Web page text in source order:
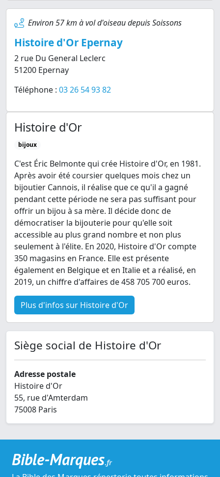
Environ 57 km à vol d'oiseau depuis Soissons
Histoire d'Or Epernay
2 rue Du General Leclerc
51200 Epernay
Téléphone : 03 26 54 93 82
Histoire d'Or
bijoux
C'est Éric Belmonte qui crée Histoire d'Or, en 1981.
Après avoir été coursier quelques mois chez un
bijoutier Cannois, il réalise que ce qu'il a gagné
pendant cette période ne sera pas suffisant pour
offrir un bijou à sa mère. Il décide donc de
démocratiser la bijouterie pour qu'elle soit
accessible au plus grand nombre et non plus
seulement à l'élite. En 2020, Histoire d'Or compte
350 magasins en France. Elle est présente
également en Belgique et en Italie et a réalisé, en
2019, un chiffre d'affaires de 458 705 700 euros.
Plus d'infos sur Histoire d'Or
Siège social de Histoire d'Or
Adresse postale
Histoire d'Or
55, rue d'Amterdam
75008 Paris
Bible-Marques.fr